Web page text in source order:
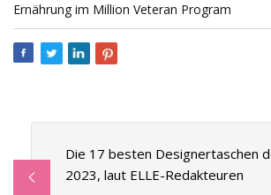
Ernährung im Million Veteran Program
Die 17 besten Designertaschen
2023, laut ELLE-Redakteuren